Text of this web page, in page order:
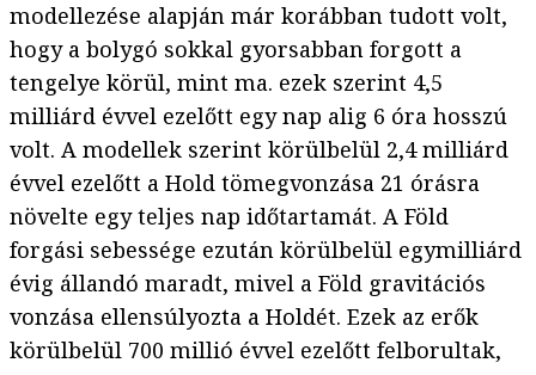
modellezése alapján már korábban tudott volt,
hogy a bolygó sokkal gyorsabban forgott a
tengelye körül, mint ma. ezek szerint 4,5
milliárd évvel ezelőtt egy nap alig 6 óra hosszú
volt. A modellek szerint körülbelül 2,4 milliárd
évvel ezelőtt a Hold tömegvonzása 21 órásra
növelte egy teljes nap időtartamát. A Föld
forgási sebessége ezután körülbelül egymilliárd
évig állandó maradt, mivel a Föld gravitációs
vonzása ellensúlyozta a Holdét. Ezek az erők
körülbelül 700 millió évvel ezelőtt felborultak,